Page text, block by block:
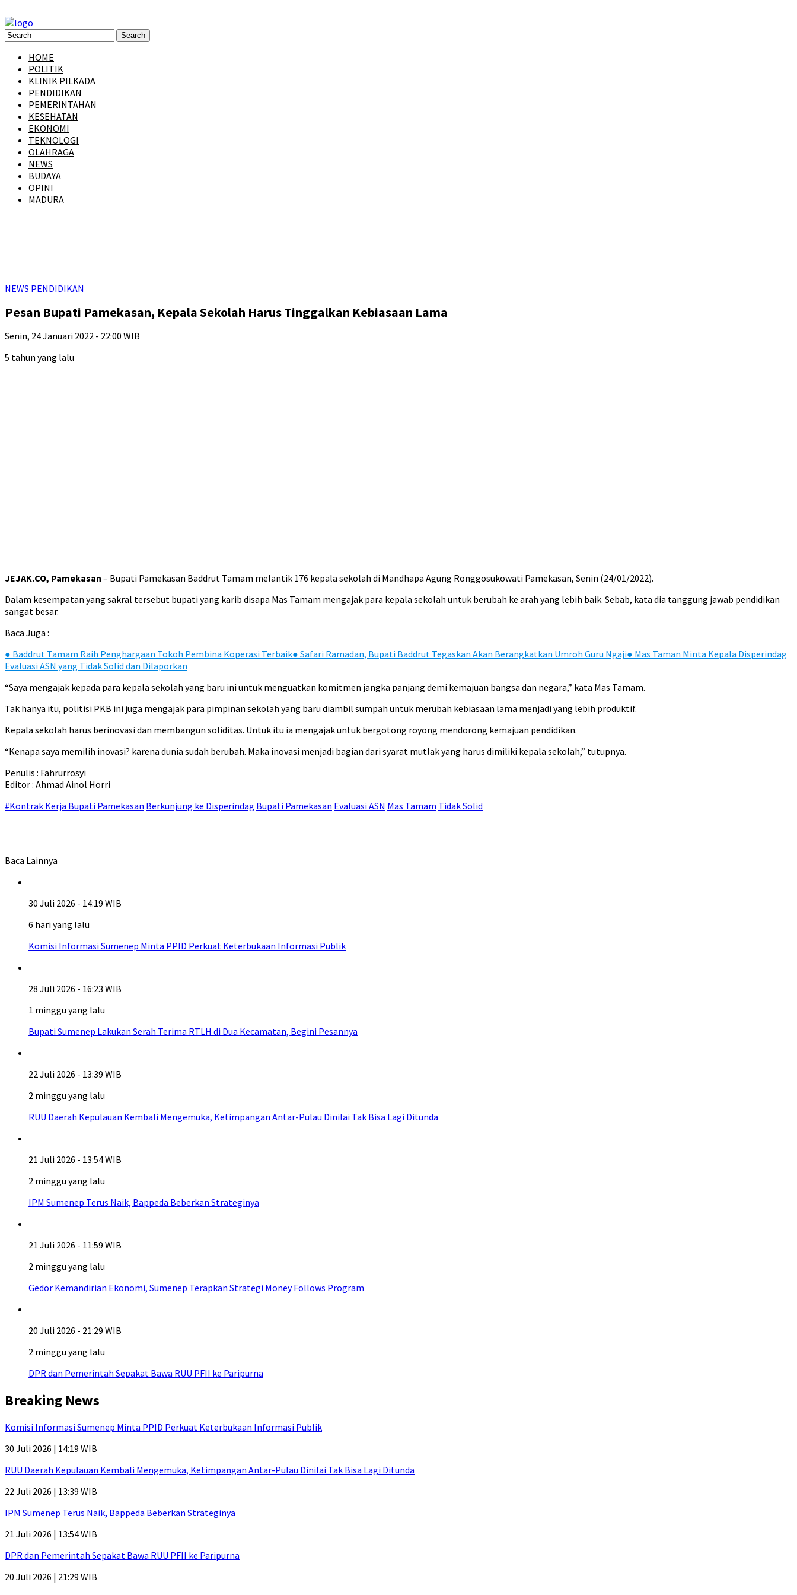
HOME
POLITIK
KLINIK PILKADA
PENDIDIKAN
PEMERINTAHAN
KESEHATAN
EKONOMI
TEKNOLOGI
OLAHRAGA
NEWS
BUDAYA
OPINI
MADURA
NEWS PENDIDIKAN
Pesan Bupati Pamekasan, Kepala Sekolah Harus Tinggalkan Kebiasaan Lama
Senin, 24 Januari 2022 - 22:00 WIB
5 tahun yang lalu
JEJAK.CO, Pamekasan – Bupati Pamekasan Baddrut Tamam melantik 176 kepala sekolah di Mandhapa Agung Ronggosukowati Pamekasan, Senin (24/01/2022).
Dalam kesempatan yang sakral tersebut bupati yang karib disapa Mas Tamam mengajak para kepala sekolah untuk berubah ke arah yang lebih baik. Sebab, kata dia tanggung jawab pendidikan
sangat besar.
Baca Juga :
● Baddrut Tamam Raih Penghargaan Tokoh Pembina Koperasi Terbaik● Safari Ramadan, Bupati Baddrut Tegaskan Akan Berangkatkan Umroh Guru Ngaji● Mas Taman Minta Kepala Disperindag
Evaluasi ASN yang Tidak Solid dan Dilaporkan
“Saya mengajak kepada para kepala sekolah yang baru ini untuk menguatkan komitmen jangka panjang demi kemajuan bangsa dan negara,” kata Mas Tamam.
Tak hanya itu, politisi PKB ini juga mengajak para pimpinan sekolah yang baru diambil sumpah untuk merubah kebiasaan lama menjadi yang lebih produktif.
Kepala sekolah harus berinovasi dan membangun soliditas. Untuk itu ia mengajak untuk bergotong royong mendorong kemajuan pendidikan.
“Kenapa saya memilih inovasi? karena dunia sudah berubah. Maka inovasi menjadi bagian dari syarat mutlak yang harus dimiliki kepala sekolah,” tutupnya.
Penulis : Fahrurrosyi
Editor : Ahmad Ainol Horri
#Kontrak Kerja Bupati Pamekasan Berkunjung ke Disperindag Bupati Pamekasan Evaluasi ASN Mas Tamam Tidak Solid
Baca Lainnya
30 Juli 2026 - 14:19 WIB
6 hari yang lalu
Komisi Informasi Sumenep Minta PPID Perkuat Keterbukaan Informasi Publik
28 Juli 2026 - 16:23 WIB
1 minggu yang lalu
Bupati Sumenep Lakukan Serah Terima RTLH di Dua Kecamatan, Begini Pesannya
22 Juli 2026 - 13:39 WIB
2 minggu yang lalu
RUU Daerah Kepulauan Kembali Mengemuka, Ketimpangan Antar-Pulau Dinilai Tak Bisa Lagi Ditunda
21 Juli 2026 - 13:54 WIB
2 minggu yang lalu
IPM Sumenep Terus Naik, Bappeda Beberkan Strateginya
21 Juli 2026 - 11:59 WIB
2 minggu yang lalu
Gedor Kemandirian Ekonomi, Sumenep Terapkan Strategi Money Follows Program
20 Juli 2026 - 21:29 WIB
2 minggu yang lalu
DPR dan Pemerintah Sepakat Bawa RUU PFII ke Paripurna
Breaking News
Komisi Informasi Sumenep Minta PPID Perkuat Keterbukaan Informasi Publik
30 Juli 2026 | 14:19 WIB
RUU Daerah Kepulauan Kembali Mengemuka, Ketimpangan Antar-Pulau Dinilai Tak Bisa Lagi Ditunda
22 Juli 2026 | 13:39 WIB
IPM Sumenep Terus Naik, Bappeda Beberkan Strateginya
21 Juli 2026 | 13:54 WIB
DPR dan Pemerintah Sepakat Bawa RUU PFII ke Paripurna
20 Juli 2026 | 21:29 WIB